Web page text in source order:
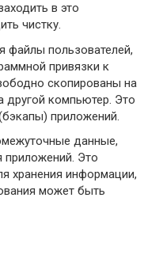
в это
чистку.
файлы пользователей,
привязки к
скопированы на
другой компьютер. Это
приложений.
данные,
Это
хранения информации,
может быть